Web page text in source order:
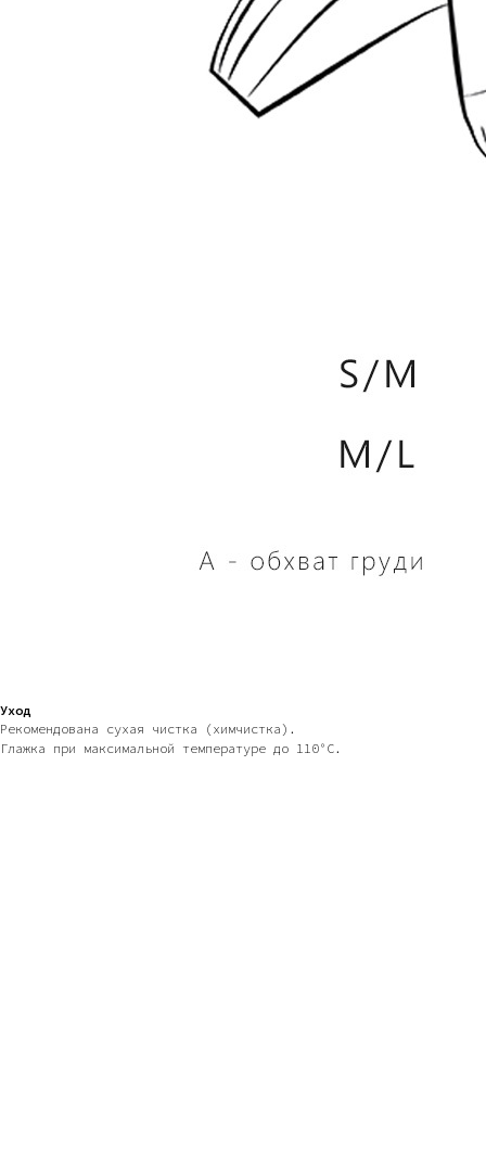
Уход
Рекомендована сухая чистка (химчистка).
Глажка при максимальной температуре до 110°С.